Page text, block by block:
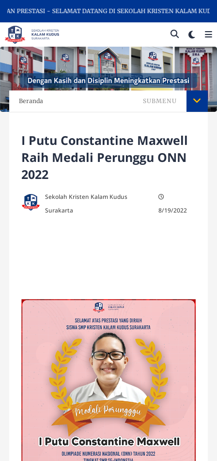
PRESTASI - SELAMAT DATANG DI SEKOLAH KRISTEN KALAM KUDUS
Beranda SUBMENU
I Putu Constantine Maxwell
Raih Medali Perunggu ONN
2022
Sekolah Kristen Kalam Kudus
Surakarta
8/19/2022